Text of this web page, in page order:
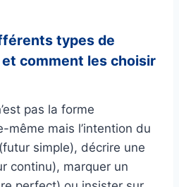
types de
comment les choisir
pas la forme
même mais l’intention du
simple), décrire une
continu), marquer un